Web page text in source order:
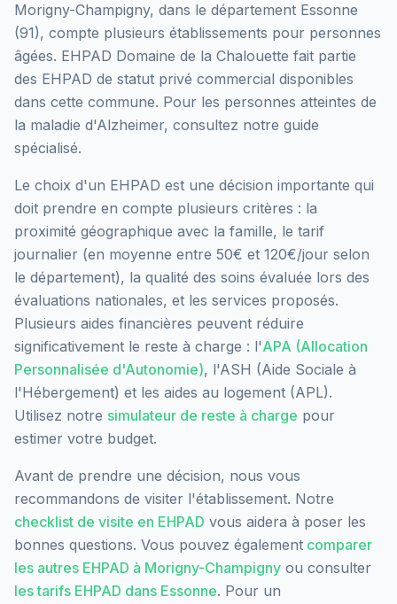
Morigny-Champigny, dans le département Essonne
(91), compte plusieurs établissements pour personnes
âgées. EHPAD Domaine de la Chalouette fait partie
des EHPAD de statut privé commercial disponibles
dans cette commune. Pour les personnes atteintes de
la maladie d'Alzheimer, consultez notre guide
spécialisé.
Le choix d'un EHPAD est une décision importante qui
doit prendre en compte plusieurs critères : la
proximité géographique avec la famille, le tarif
journalier (en moyenne entre 50€ et 120€/jour selon
le département), la qualité des soins évaluée lors des
évaluations nationales, et les services proposés.
Plusieurs aides financières peuvent réduire
significativement le reste à charge : l'APA (Allocation
Personnalisée d'Autonomie), l'ASH (Aide Sociale à
l'Hébergement) et les aides au logement (APL).
Utilisez notre simulateur de reste à charge pour
estimer votre budget.
Avant de prendre une décision, nous vous
recommandons de visiter l'établissement. Notre
checklist de visite en EHPAD vous aidera à poser les
bonnes questions. Vous pouvez également comparer
les autres EHPAD à Morigny-Champigny ou consulter
les tarifs EHPAD dans Essonne. Pour un